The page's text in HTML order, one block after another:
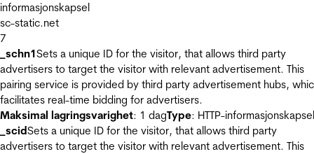
informasjonskapsel
sc-static.net
7
_schn1Sets a unique ID for the visitor, that allows third party
advertisers to target the visitor with relevant advertisement. This
pairing service is provided by third party advertisement hubs,
facilitates real-time bidding for advertisers.
Maksimal lagringsvarighet: 1 dagType: HTTP-informasjonskapsel
_scidSets a unique ID for the visitor, that allows third party
advertisers to target the visitor with relevant advertisement. This